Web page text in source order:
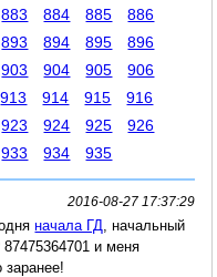
883 884 885
886
893 894 895
896
903 904 905
906
913 914 915
916
923 924 925
926
933 934 935
2016-08-27 17:37:29
начала ГД
, начальный
и меня
заранее!